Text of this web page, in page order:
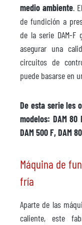
medio ambiente.
de fundición a
de la serie DAM-F
asegurar una
circuitos de
puede basarse en
De esta serie les
modelos: DAM 80
DAM 500 F, DAM
Máquina de
fría
Aparte de las
caliente, este